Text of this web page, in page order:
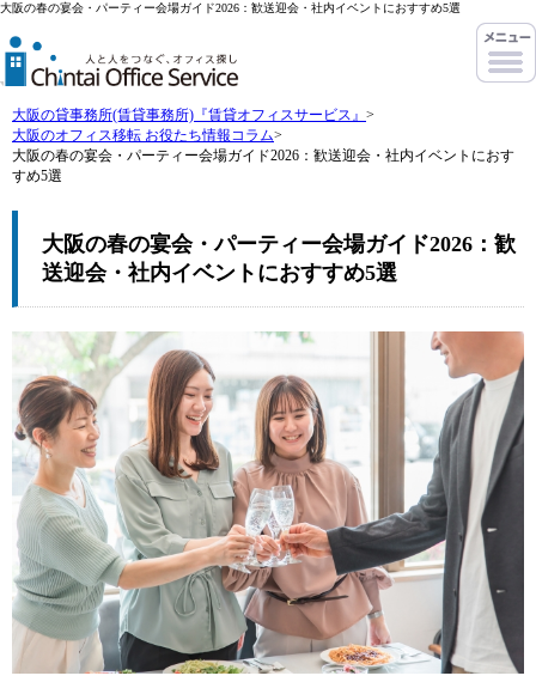
大阪の春の宴会・パーティー会場ガイド2026：歓送迎会・社内イベントにおすすめ5選
大阪の貸事務所(賃貸事務所)『賃貸オフィスサービス』 >
大阪のオフィス移転 お役たち情報コラム>
大阪の春の宴会・パーティー会場ガイド2026：歓送迎会・社内イベントにおす
すめ5選
大阪の春の宴会・パーティー会場ガイド2026：歓
送迎会・社内イベントにおすすめ5選